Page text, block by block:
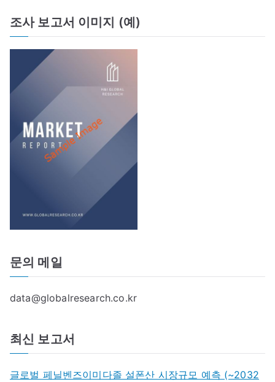
조사 보고서 이미지 (예)
문의 메일
data@globalresearch.co.kr
최신 보고서
글로벌 페닐벤즈이미다졸 설폰산 시장규모 예측 (~2032